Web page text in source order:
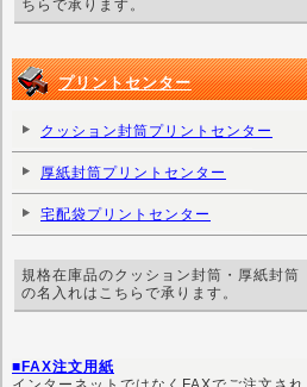
ちらで承ります。
プリントセンター
クッション封筒プリントセンター
厚紙封筒プリントセンター
宅配袋プリントセンター
規格在庫品のクッション封筒・厚紙封筒
の名入れはこちらで承ります。
■FAX注文用紙